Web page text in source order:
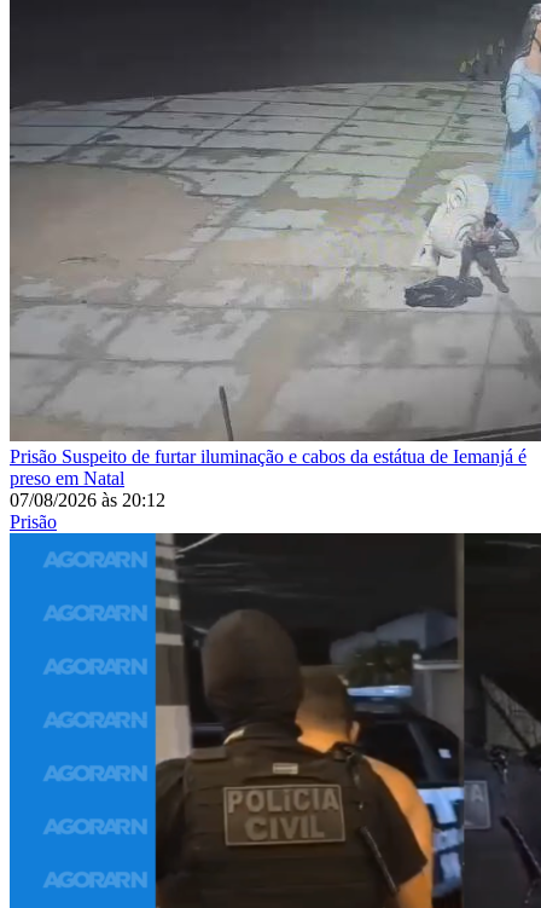
Prisão Suspeito de furtar iluminação e cabos da estátua de Iemanjá é
preso em Natal
07/08/2026 às 20:12
Prisão